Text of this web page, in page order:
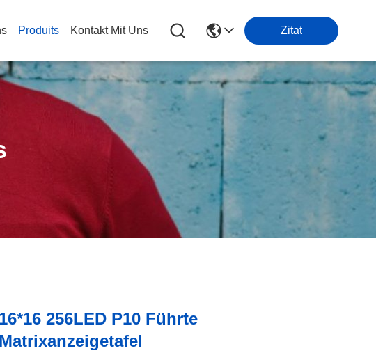
Produits Kontakt Mit Uns Zitat
16*16 256LED P10 Führte
Matrixanzeigetafel